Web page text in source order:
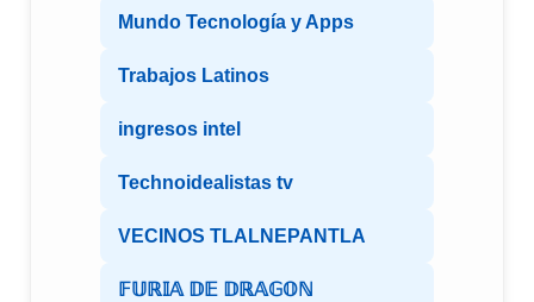
Mundo Tecnología y Apps
Trabajos Latinos
ingresos intel
Technoidealistas tv
VECINOS TLALNEPANTLA
𝔽𝕌ℝ𝕀𝔸 𝔻𝔼 𝔻ℝ𝔸𝔾𝕆ℕ